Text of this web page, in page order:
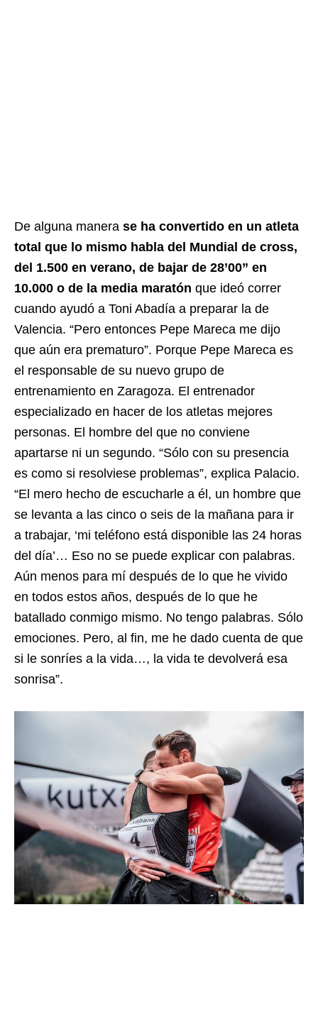
De alguna manera se ha convertido en un atleta
total que lo mismo habla del Mundial de cross,
del 1.500 en verano, de bajar de 28’00” en
10.000 o de la media maratón que ideó correr
cuando ayudó a Toni Abadía a preparar la de
Valencia. “Pero entonces Pepe Mareca me dijo
que aún era prematuro”. Porque Pepe Mareca es
el responsable de su nuevo grupo de
entrenamiento en Zaragoza. El entrenador
especializado en hacer de los atletas mejores
personas. El hombre del que no conviene
apartarse ni un segundo. “Sólo con su presencia
es como si resolviese problemas”, explica Palacio.
“El mero hecho de escucharle a él, un hombre que
se levanta a las cinco o seis de la mañana para ir
a trabajar, ‘mi teléfono está disponible las 24 horas
del día’… Eso no se puede explicar con palabras.
Aún menos para mí después de lo que he vivido
en todos estos años, después de lo que he
batallado conmigo mismo. No tengo palabras. Sólo
emociones. Pero, al fin, me he dado cuenta de que
si le sonríes a la vida…, la vida te devolverá esa
sonrisa”.